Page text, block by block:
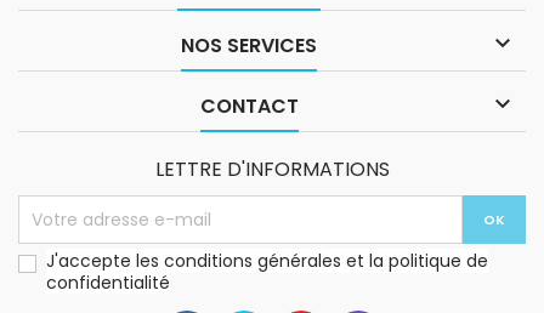
NOS SERVICES 
CONTACT 
LETTRE D'INFORMATIONS
J'accepte les conditions générales et la politique de
confidentialité